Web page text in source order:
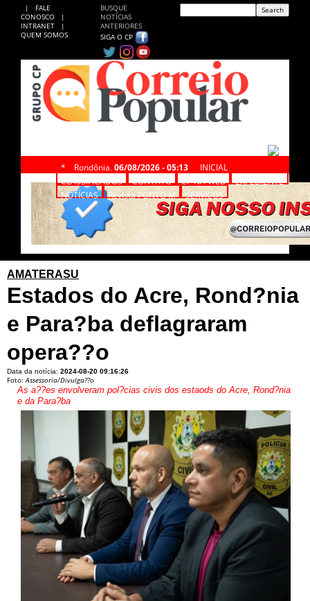
|
FALE
CONOSCO
|
INTRANET
|
QUEM SOMOS
BUSQUE
NOTÍCIAS
ANTERIORES
SIGA O CP
* Rondônia, 06/08/2026 - 05:13
INICIAL
CLASSIFICADOS
CONTATO CP NA WEB
EXPEDIENTE
NOTÍCIAS
Revista PONTO M SERVIÇOS
AMATERASU
Estados do Acre, Rond?nia
e Para?ba deflagraram
opera??o
Data da notícia: 2024-08-20 09:16:26
Foto:Assessoria/Divulga??o
As a??es envolveram pol?cias civis dos estaods do Acre, Rond?nia
e da Para?ba